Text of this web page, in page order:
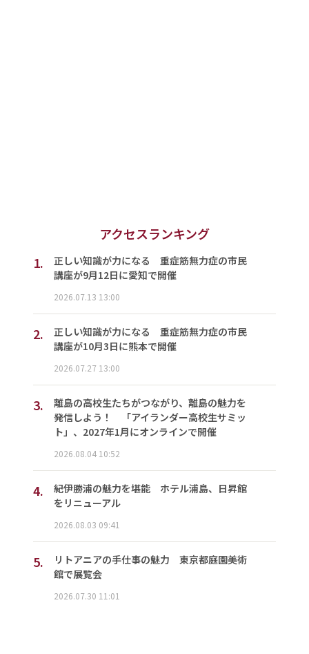
アクセスランキング
1.
正しい知識が力になる 重症筋無力症の市民
講座が9月12日に愛知で開催
2026.07.13 13:00
2.
正しい知識が力になる 重症筋無力症の市民
講座が10月3日に熊本で開催
2026.07.27 13:00
3.
離島の高校生たちがつながり、離島の魅力を
発信しよう！ 「アイランダー高校生サミッ
ト」、2027年1月にオンラインで開催
2026.08.04 10:52
4.
紀伊勝浦の魅力を堪能 ホテル浦島、日昇館
をリニューアル
2026.08.03 09:41
5.
リトアニアの手仕事の魅力 東京都庭園美術
館で展覧会
2026.07.30 11:01